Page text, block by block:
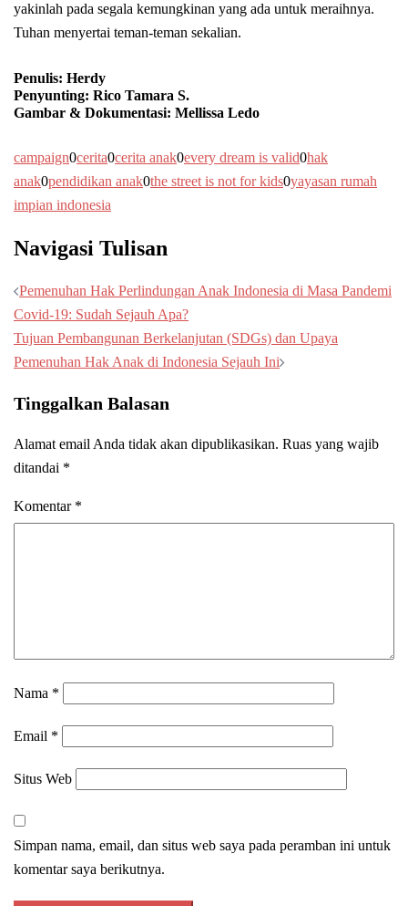
yakinlah pada segala kemungkinan yang ada untuk meraihnya.
Tuhan menyertai teman-teman sekalian.
Penulis: Herdy
Penyunting: Rico Tamara S.
Gambar & Dokumentasi: Mellissa Ledo
campaign0cerita0cerita anak0every dream is valid0hak
anak0pendidikan anak0the street is not for kids0yayasan rumah
impian indonesia
Navigasi Tulisan
Pemenuhan Hak Perlindungan Anak Indonesia di Masa Pandemi
Covid-19: Sudah Sejauh Apa?
Tujuan Pembangunan Berkelanjutan (SDGs) dan Upaya
Pemenuhan Hak Anak di Indonesia Sejauh Ini
Tinggalkan Balasan
Alamat email Anda tidak akan dipublikasikan. Ruas yang wajib
ditandai *
Komentar *
Nama *
Email *
Situs Web
Simpan nama, email, dan situs web saya pada peramban ini untuk
komentar saya berikutnya.